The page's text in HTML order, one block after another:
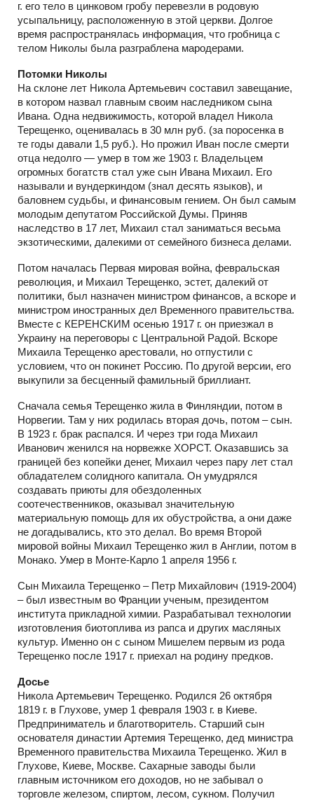
г. его тело в цинковом гробу перевезли в родовую
усыпальницу, расположенную в этой церкви. Долгое
время распространялась информация, что гробница с
телом Николы была разграблена мародерами.
Потомки Николы
На склоне лет Никола Артемьевич составил завещание,
в котором назвал главным своим наследником сына
Ивана. Одна недвижимость, которой владел Никола
Терещенко, оценивалась в 30 млн руб. (за поросенка в
те годы давали 1,5 руб.). Но прожил Иван после смерти
отца недолго — умер в том же 1903 г. Владельцем
огромных богатств стал уже сын Ивана Михаил. Его
называли и вундеркиндом (знал десять языков), и
баловнем судьбы, и финансовым гением. Он был самым
молодым депутатом Российской Думы. Приняв
наследство в 17 лет, Михаил стал заниматься весьма
экзотическими, далекими от семейного бизнеса делами.
Потом началась Первая мировая война, февральская
революция, и Михаил Терещенко, эстет, далекий от
политики, был назначен министром финансов, а вскоре и
министром иностранных дел Временного правительства.
Вместе с КЕРЕНСКИМ осенью 1917 г. он приезжал в
Украину на переговоры с Центральной Радой. Вскоре
Михаила Терещенко арестовали, но отпустили с
условием, что он покинет Россию. По другой версии, его
выкупили за бесценный фамильный бриллиант.
Сначала семья Терещенко жила в Финляндии, потом в
Норвегии. Там у них родилась вторая дочь, потом – сын.
В 1923 г. брак распался. И через три года Михаил
Иванович женился на норвежке ХОРСТ. Оказавшись за
границей без копейки денег, Михаил через пару лет стал
обладателем солидного капитала. Он умудрялся
создавать приюты для обездоленных
соотечественников, оказывал значительную
материальную помощь для их обустройства, а они даже
не догадывались, кто это делал. Во время Второй
мировой войны Михаил Терещенко жил в Англии, потом в
Монако. Умер в Монте-Карло 1 апреля 1956 г.
Сын Михаила Терещенко – Петр Михайлович (1919-2004)
– был известным во Франции ученым, президентом
института прикладной химии. Разрабатывал технологии
изготовления биотоплива из рапса и других масляных
культур. Именно он с сыном Мишелем первым из рода
Терещенко после 1917 г. приехал на родину предков.
Досье
Никола Артемьевич Терещенко. Родился 26 октября
1819 г. в Глухове, умер 1 февраля 1903 г. в Киеве.
Предприниматель и благотворитель. Старший сын
основателя династии Артемия Терещенко, дед министра
Временного правительства Михаила Терещенко. Жил в
Глухове, Киеве, Москве. Сахарные заводы были
главным источником его доходов, но не забывал о
торговле железом, спиртом, лесом, сукном. Получил